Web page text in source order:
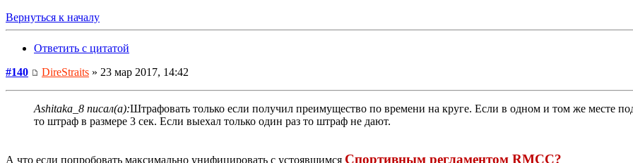
Вернуться к началу
Ответить с цитатой
#140
DireStraits » 23 мар 2017, 14:42
Ashitaka_8 писал(а):Штрафовать только если получил преимущество по времени на круге. Если в одном и том же месте
то штраф в размере 3 сек. Если выехал только один раз то штраф не дают.
А что если попробовать максимально унифицировать с устоявшимся Спортивным регламентом RMCC?